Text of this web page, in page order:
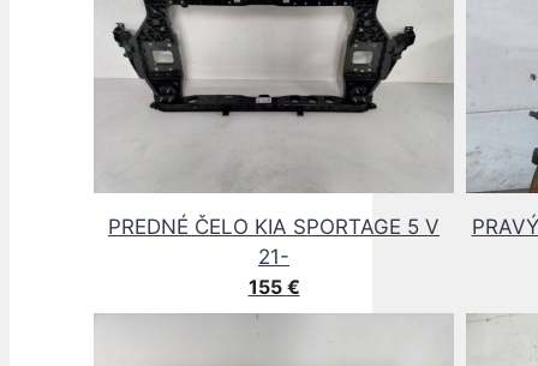
PREDNÉ ČELO KIA SPORTAGE 5 V
21-
155 €